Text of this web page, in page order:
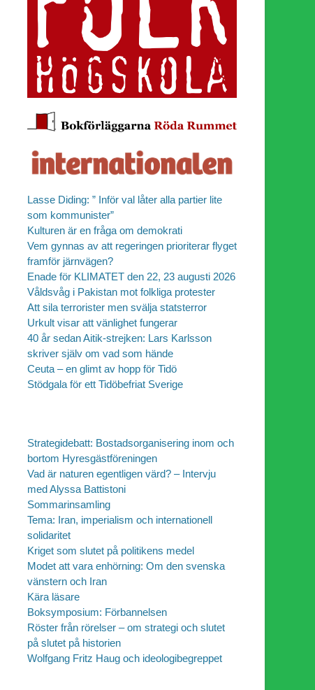
Lasse Diding: ” Inför val låter alla partier lite
som kommunister”
Kulturen är en fråga om demokrati
Vem gynnas av att regeringen prioriterar flyget
framför järnvägen?
Enade för KLIMATET den 22, 23 augusti 2026
Våldsvåg i Pakistan mot folkliga protester
Att sila terrorister men svälja statsterror
Urkult visar att vänlighet fungerar
40 år sedan Aitik-strejken: Lars Karlsson
skriver själv om vad som hände
Ceuta – en glimt av hopp för Tidö
Stödgala för ett Tidöbefriat Sverige
Strategidebatt: Bostadsorganisering inom och
bortom Hyresgästföreningen
Vad är naturen egentligen värd? – Intervju
med Alyssa Battistoni
Sommarinsamling
Tema: Iran, imperialism och internationell
solidaritet
Kriget som slutet på politikens medel
Modet att vara enhörning: Om den svenska
vänstern och Iran
Kära läsare
Boksymposium: Förbannelsen
Röster från rörelser – om strategi och slutet
på slutet på historien
Wolfgang Fritz Haug och ideologibegreppet